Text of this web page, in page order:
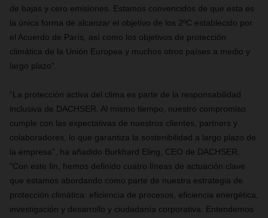
de bajas y cero emisiones. Estamos convencidos de que esta es
la única forma de alcanzar el objetivo de los 2ºC establecido por
el Acuerdo de París, así como los objetivos de protección
climática de la Unión Europea y muchos otros países a medio y
largo plazo".
“La protección activa del clima es parte de la responsabilidad
inclusiva de DACHSER. Al mismo tiempo, nuestro compromiso
cumple con las expectativas de nuestros clientes, partners y
colaboradores, lo que garantiza la sostenibilidad a largo plazo de
la empresa”, ha añadido Burkhard Eling, CEO de DACHSER.
“Con este fin, hemos definido cuatro líneas de actuación clave
que estamos abordando como parte de nuestra estrategia de
protección climática: eficiencia de procesos, eficiencia energética,
investigación y desarrollo y ciudadanía corporativa. Entendemos